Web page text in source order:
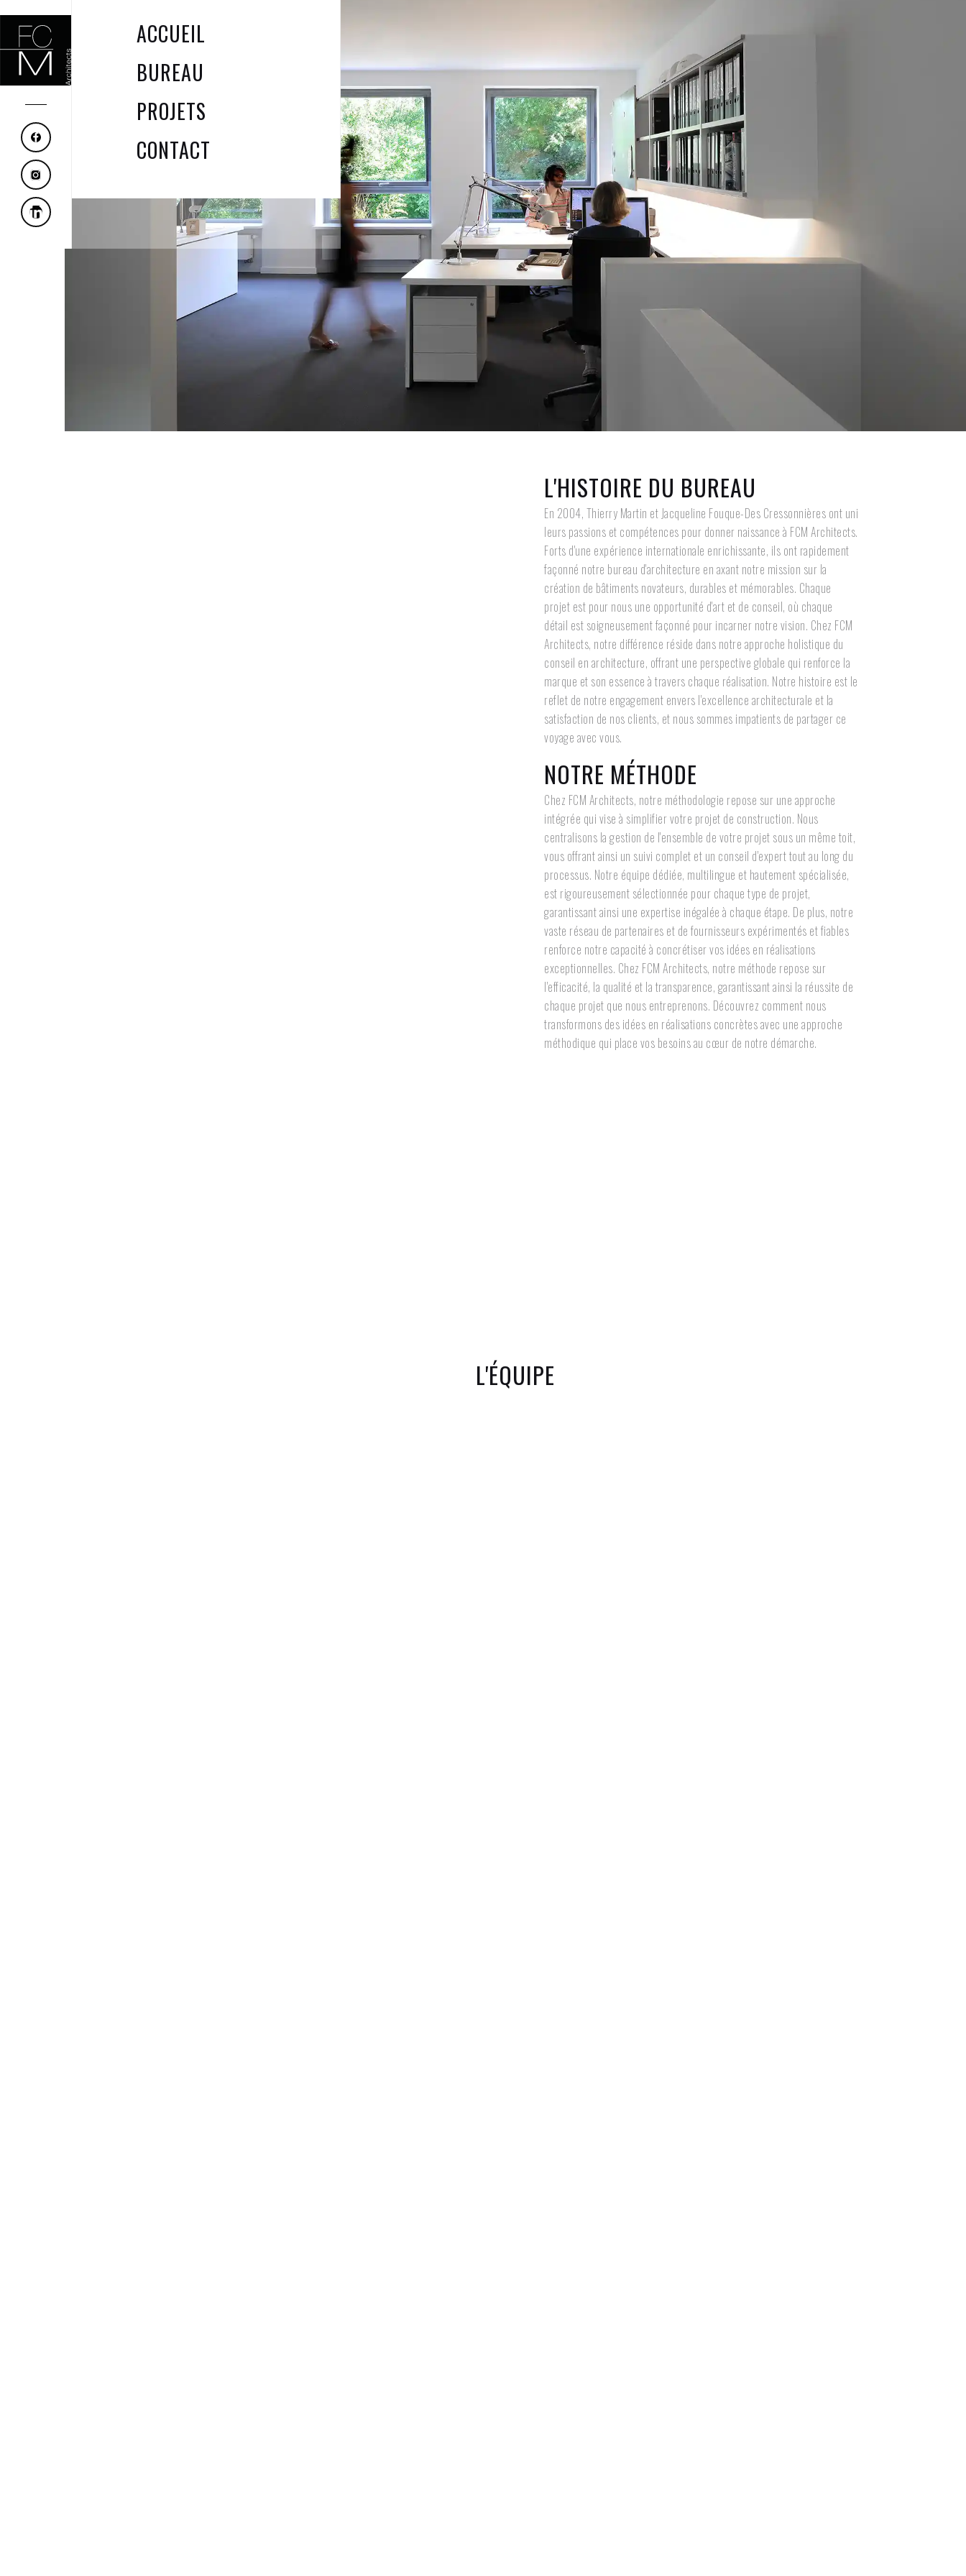
ACCUEIL
BUREAU
PROJETS
CONTACT
L'HISTOIRE DU BUREAU
En 2004, Thierry Martin et Jacqueline Fouque-Des Cressonnières ont uni
leurs passions et compétences pour donner naissance à FCM Architects.
Forts d'une expérience internationale enrichissante, ils ont rapidement
façonné notre bureau d'architecture en axant notre mission sur la
création de bâtiments novateurs, durables et mémorables. Chaque
projet est pour nous une opportunité d'art et de conseil, où chaque
détail est soigneusement façonné pour incarner notre vision. Chez FCM
Architects, notre différence réside dans notre approche holistique du
conseil en architecture, offrant une perspective globale qui renforce la
marque et son essence à travers chaque réalisation. Notre histoire est le
reflet de notre engagement envers l'excellence architecturale et la
satisfaction de nos clients, et nous sommes impatients de partager ce
voyage avec vous.
NOTRE MÉTHODE
Chez FCM Architects, notre méthodologie repose sur une approche
intégrée qui vise à simplifier votre projet de construction. Nous
centralisons la gestion de l'ensemble de votre projet sous un même toit,
vous offrant ainsi un suivi complet et un conseil d'expert tout au long du
processus. Notre équipe dédiée, multilingue et hautement spécialisée,
est rigoureusement sélectionnée pour chaque type de projet,
garantissant ainsi une expertise inégalée à chaque étape. De plus, notre
vaste réseau de partenaires et de fournisseurs expérimentés et fiables
renforce notre capacité à concrétiser vos idées en réalisations
exceptionnelles. Chez FCM Architects, notre méthode repose sur
l'efficacité, la qualité et la transparence, garantissant ainsi la réussite de
chaque projet que nous entreprenons. Découvrez comment nous
transformons des idées en réalisations concrètes avec une approche
méthodique qui place vos besoins au cœur de notre démarche.
L'ÉQUIPE